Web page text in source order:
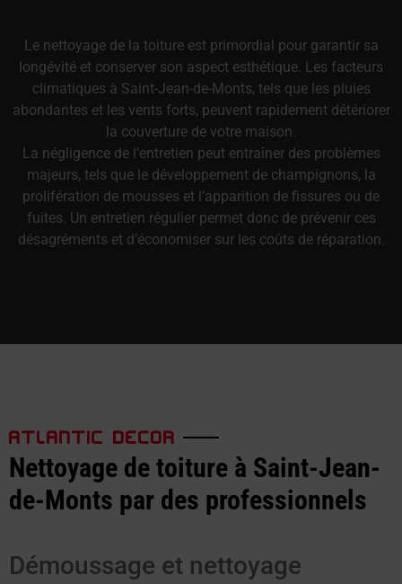
Le nettoyage de la toiture est primordial pour garantir sa
longévité et conserver son aspect esthétique. Les facteurs
climatiques à Saint-Jean-de-Monts, tels que les pluies
abondantes et les vents forts, peuvent rapidement détériorer
la couverture de votre maison.
La négligence de l’entretien peut entraîner des problèmes
majeurs, tels que le développement de champignons, la
prolifération de mousses et l’apparition de fissures ou de
fuites. Un entretien régulier permet donc de prévenir ces
désagréments et d’économiser sur les coûts de réparation.
ATLANTIC DECOR
Nettoyage de toiture à Saint-Jean-
de-Monts par des professionnels
Démoussage et nettoyage